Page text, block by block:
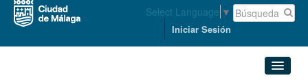
Select Language ▼
Iniciar Sesión